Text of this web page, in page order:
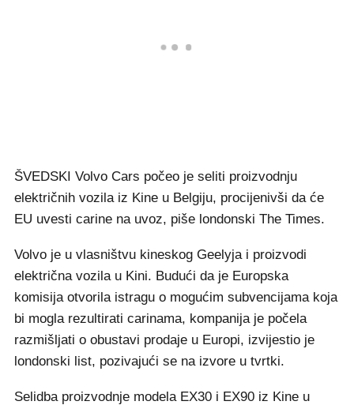
ŠVEDSKI Volvo Cars počeo je seliti proizvodnju
električnih vozila iz Kine u Belgiju, procijenivši da će
EU uvesti carine na uvoz, piše londonski The Times.
Volvo je u vlasništvu kineskog Geelyja i proizvodi
električna vozila u Kini. Budući da je Europska
komisija otvorila istragu o mogućim subvencijama koja
bi mogla rezultirati carinama, kompanija je počela
razmišljati o obustavi prodaje u Europi, izvijestio je
londonski list, pozivajući se na izvore u tvrtki.
Selidba proizvodnje modela EX30 i EX90 iz Kine u